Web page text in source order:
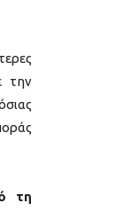
την
τη